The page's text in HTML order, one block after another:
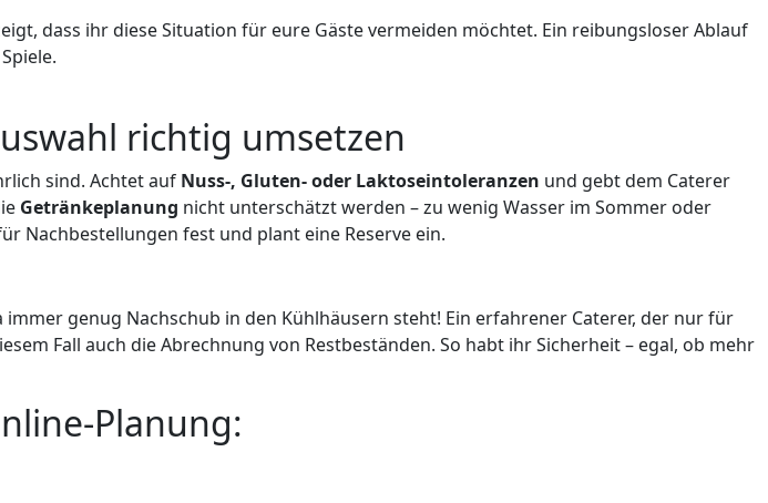
dass ihr diese Situation für eure Gäste vermeiden möchtet. Ein reibungsloser Ablauf
richtig umsetzen
sind. Achtet auf Nuss-, Gluten- oder Laktoseintoleranzen und gebt dem Caterer
Getränkeplanung nicht unterschätzt werden – zu wenig Wasser im Sommer oder
Nachbestellungen fest und plant eine Reserve ein.
genug Nachschub in den Kühlhäusern steht! Ein erfahrener Caterer, der nur für
Fall auch die Abrechnung von Restbeständen. So habt ihr Sicherheit – egal, ob mehr
Planung: